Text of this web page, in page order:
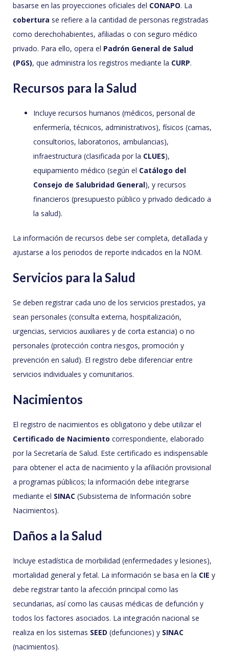
basarse en las proyecciones oficiales del CONAPO. La
cobertura se refiere a la cantidad de personas registradas
como derechohabientes, afiliadas o con seguro médico
privado. Para ello, opera el Padrón General de Salud
(PGS), que administra los registros mediante la CURP.
Recursos para la Salud
Incluye recursos humanos (médicos, personal de
enfermería, técnicos, administrativos), físicos (camas,
consultorios, laboratorios, ambulancias),
infraestructura (clasificada por la CLUES),
equipamiento médico (según el Catálogo del
Consejo de Salubridad General), y recursos
financieros (presupuesto público y privado dedicado a
la salud).
La información de recursos debe ser completa, detallada y
ajustarse a los periodos de reporte indicados en la NOM.
Servicios para la Salud
Se deben registrar cada uno de los servicios prestados, ya
sean personales (consulta externa, hospitalización,
urgencias, servicios auxiliares y de corta estancia) o no
personales (protección contra riesgos, promoción y
prevención en salud). El registro debe diferenciar entre
servicios individuales y comunitarios.
Nacimientos
El registro de nacimientos es obligatorio y debe utilizar el
Certificado de Nacimiento correspondiente, elaborado
por la Secretaría de Salud. Este certificado es indispensable
para obtener el acta de nacimiento y la afiliación provisional
a programas públicos; la información debe integrarse
mediante el SINAC (Subsistema de Información sobre
Nacimientos).
Daños a la Salud
Incluye estadística de morbilidad (enfermedades y lesiones),
mortalidad general y fetal. La información se basa en la CIE y
debe registrar tanto la afección principal como las
secundarias, así como las causas médicas de defunción y
todos los factores asociados. La integración nacional se
realiza en los sistemas SEED (defunciones) y SINAC
(nacimientos).